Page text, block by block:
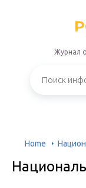
Журнал
Home